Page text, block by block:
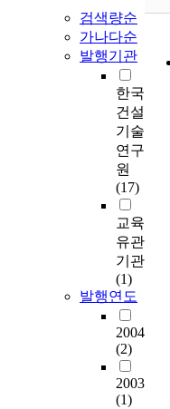
검색량순
가나다순
발행기관
한국
건설
기술
연구
원
(17)
교육
유관
기관
(1)
발행연도
2004
(2)
2003
(1)